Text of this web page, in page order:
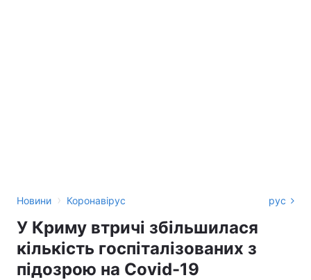
Новини › Коронавірус рус
У Криму втричі збільшилася
кількість госпіталізованих з
підозрою на Covid-19